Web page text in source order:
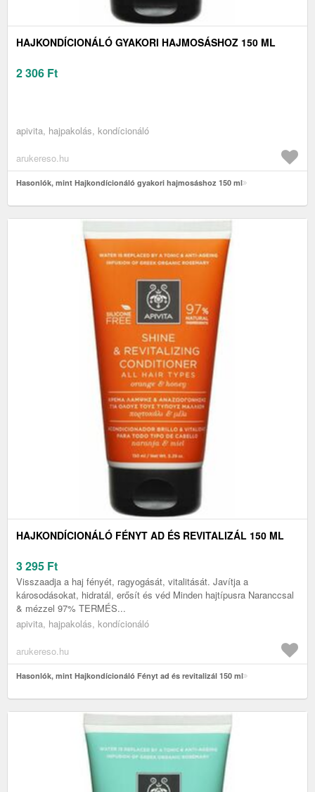
HAJKONDÍCIONÁLÓ GYAKORI HAJMOSÁSHOZ 150 ML
2 306 Ft
apivita, hajpakolás, kondícionáló
arukereso.hu
Hasonlók, mint Hajkondícionáló gyakori hajmosáshoz 150 ml
HAJKONDÍCIONÁLÓ FÉNYT AD ÉS REVITALIZÁL 150 ML
3 295 Ft
Visszaadja a haj fényét, ragyogását, vitalitását. Javítja a
károsodásokat, hidratál, erősít és véd Minden hajtípusra Naranccsal
& mézzel 97% TERMÉS...
apivita, hajpakolás, kondícionáló
arukereso.hu
Hasonlók, mint Hajkondícionáló Fényt ad és revitalizál 150 ml